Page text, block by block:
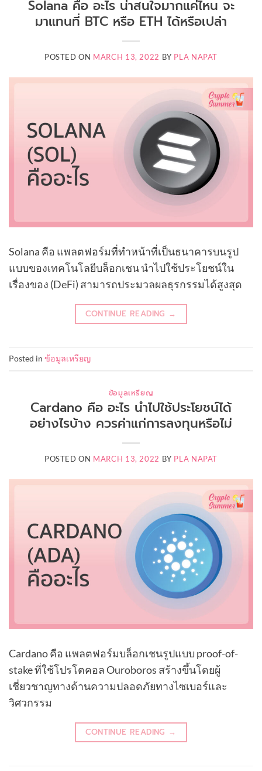
Solana คือ อะไร น่าสนใจมากแค่ไหน จะ
มาแทนที่ BTC หรือ ETH ได้หรือเปล่า
POSTED ON MARCH 13, 2022 BY PLA NAPAT
Solana คือ แพลตฟอร์มที่ทำหน้าที่เป็นธนาคารบนรูป
แบบของเทคโนโลยีบล็อกเชน นำไปใช้ประโยชน์ใน
เรื่องของ (DeFi) สามารถประมวลผลธุรกรรมได้สูงสุด
CONTINUE READING →
Posted in ข้อมูลเหรียญ
ข้อมูลเหรียญ
Cardano คือ อะไร นำไปใช้ประโยชน์ได้
อย่างไรบ้าง ควรค่าแก่การลงทุนหรือไม่
POSTED ON MARCH 13, 2022 BY PLA NAPAT
Cardano คือ แพลตฟอร์มบล็อกเชนรูปแบบ proof-of-
stake ที่ใช้โปรโตคอล Ouroboros สร้างขึ้นโดยผู้
เชี่ยวชาญทางด้านความปลอดภัยทางไซเบอร์และ
วิศวกรรม
CONTINUE READING →